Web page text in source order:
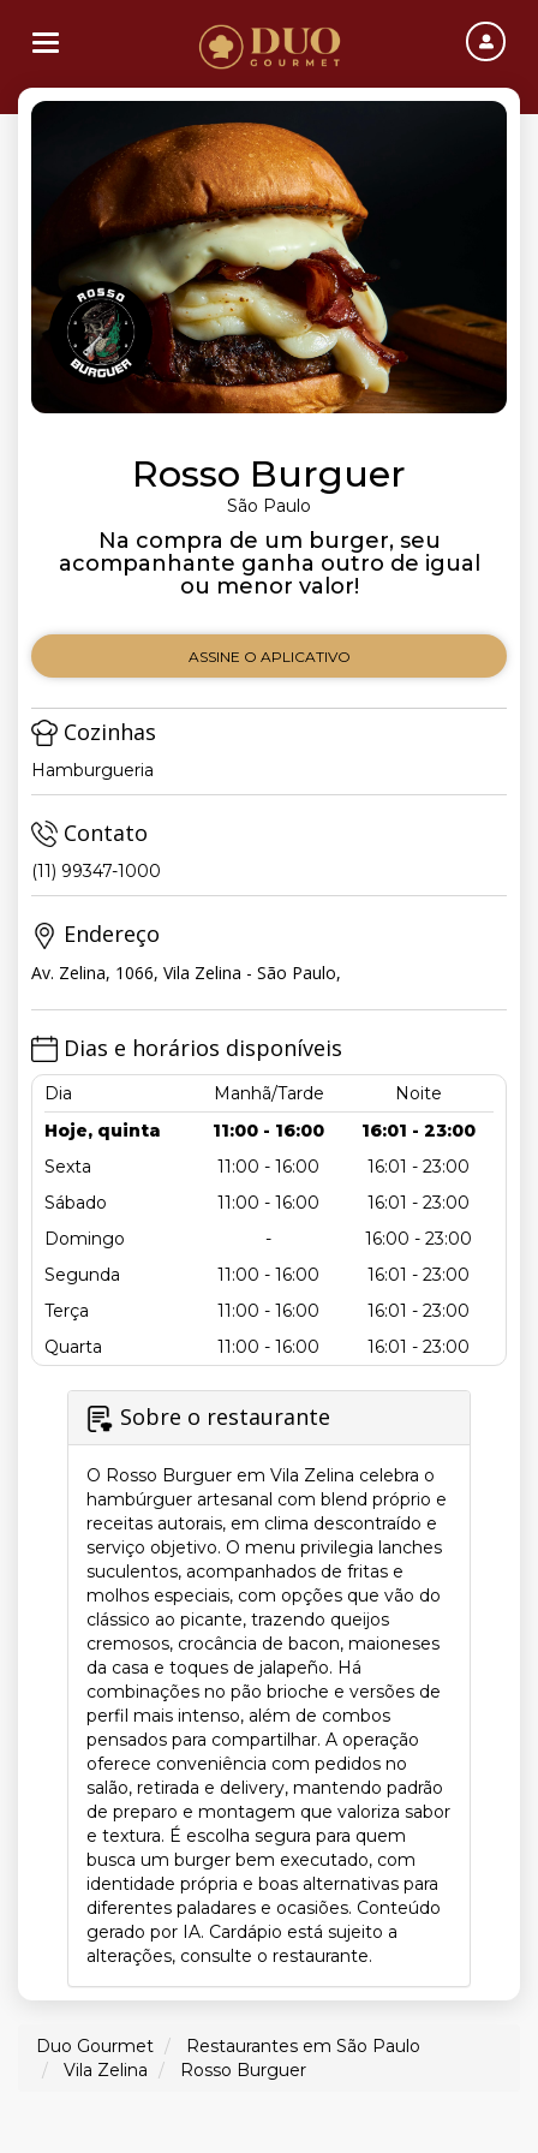
Toggle navigation
Rosso Burguer
São Paulo
Na compra de um burger, seu
acompanhante ganha outro de igual
ou menor valor!
ASSINE O APLICATIVO
Cozinhas
Hamburgueria
Contato
(11) 99347-1000
Endereço
Av. Zelina, 1066, Vila Zelina - São Paulo,
Dias e horários disponíveis
Dia Manhã/Tarde
Noite
Hoje, quinta
11:00 - 16:00
16:01 - 23:00
Sexta
11:00 - 16:00
16:01 - 23:00
Sábado
11:00 - 16:00
16:01 - 23:00
Domingo
-
16:00 - 23:00
Segunda
11:00 - 16:00
16:01 - 23:00
Terça
11:00 - 16:00
16:01 - 23:00
Quarta
11:00 - 16:00 16:01 - 23:00
Sobre o restaurante
O Rosso Burguer em Vila Zelina celebra o
hambúrguer artesanal com blend próprio e
receitas autorais, em clima descontraído e
serviço objetivo. O menu privilegia lanches
suculentos, acompanhados de fritas e
molhos especiais, com opções que vão do
clássico ao picante, trazendo queijos
cremosos, crocância de bacon, maioneses
da casa e toques de jalapeño. Há
combinações no pão brioche e versões de
perfil mais intenso, além de combos
pensados para compartilhar. A operação
oferece conveniência com pedidos no
salão, retirada e delivery, mantendo padrão
de preparo e montagem que valoriza sabor
e textura. É escolha segura para quem
busca um burger bem executado, com
identidade própria e boas alternativas para
diferentes paladares e ocasiões. Conteúdo
gerado por IA. Cardápio está sujeito a
alterações, consulte o restaurante.
Duo Gourmet
Restaurantes em São Paulo
Vila Zelina
Rosso Burguer